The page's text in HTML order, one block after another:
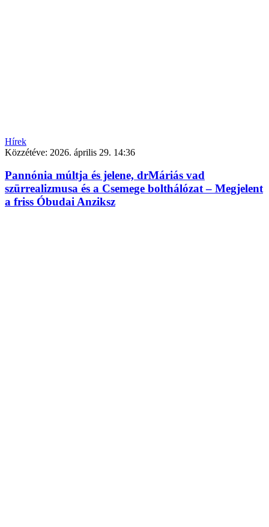
Hírek
Közzétéve: 2026. április 29. 14:36
Pannónia múltja és jelene, drMáriás vad
szürrealizmusa és a Csemege bolthálózat – Megjelent
a friss Óbudai Anziksz